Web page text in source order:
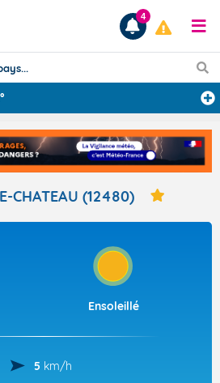
Prévisions
LES RÉSULTATS
Articles
4
CHATEAU (12480)
Ensoleillé
5 km/h